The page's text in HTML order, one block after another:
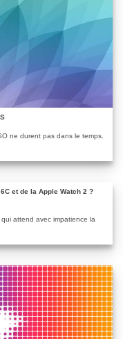
ne durent pas dans le temps.
et de la Apple Watch 2 ?
attend avec impatience la